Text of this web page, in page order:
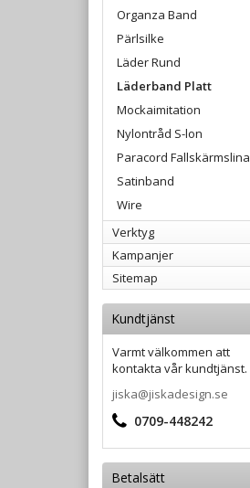
Organza Band
Pärlsilke
Läder Rund
Läderband Platt
Mockaimitation
Nylontråd S-lon
Paracord Fallskärmslina
Satinband
Wire
Verktyg
Kampanjer
Sitemap
Kundtjänst
Varmt välkommen att
kontakta vår kundtjänst.
jiska@jiskadesign.se
0709-448242
Betalsätt